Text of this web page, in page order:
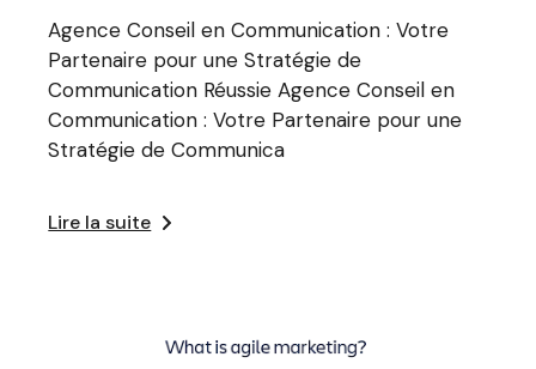
Agence Conseil en Communication : Votre
Partenaire pour une Stratégie de
Communication Réussie Agence Conseil en
Communication : Votre Partenaire pour une
Stratégie de Communica
Lire la suite